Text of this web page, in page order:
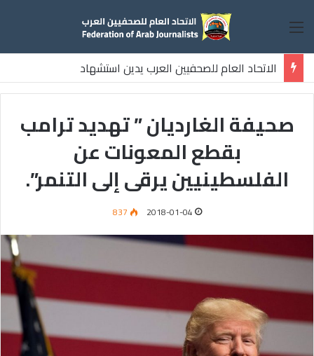
القائمة
الاتحاد العام للصحفيين العرب يدين استشهاد
ثلاثة صحفيين فلسطينيين باستهداف إسرائيلي وسط قطاع غزة
صحيفة الغارديان ” تهديد ترامب
بقطع المعونات عن
الفلسطينيين يرقى إلى التنمر”.
2018-01-04
837